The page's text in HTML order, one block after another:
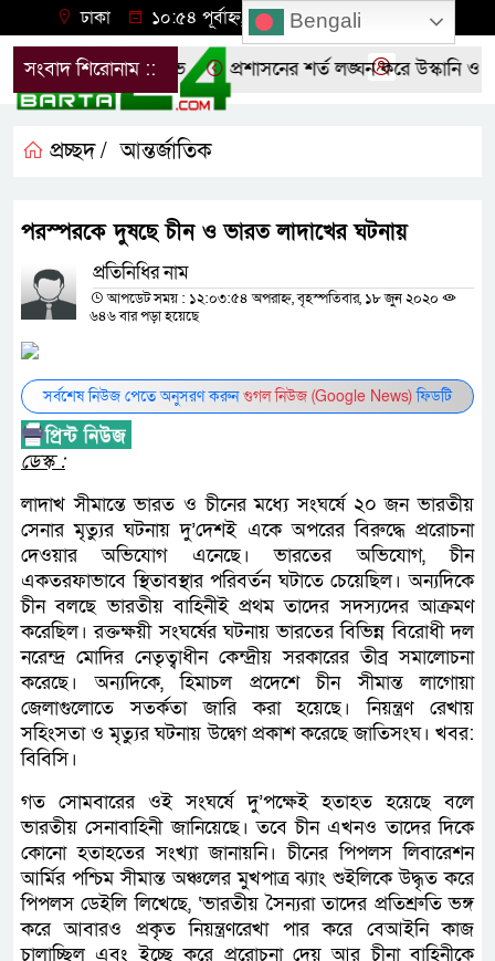
ঢাকা ১০:৫৪ পূর্বাহ্ন, বৃহস্পতিবার, ০৬ অগাস্ট ২০২৬
সংবাদ শিরোনাম ::
ছাত্রদলের বিক্ষোভ প্রশাসনের শর্ত লঙ্ঘন করে উস্কানি ও
প্রচ্ছদ / আন্তর্জাতিক
পরস্পরকে দুষছে চীন ও ভারত লাদাখের ঘটনায়
প্রতিনিধির নাম
আপডেট সময় : ১২:০৩:৫৪ অপরাহ্ন, বৃহস্পতিবার, ১৮ জুন ২০২০
৬৪৬ বার পড়া হয়েছে
সর্বশেষ নিউজ পেতে অনুসরণ করুনগুগল নিউজ (Google News)ফিডটি
ডেস্ক :
লাদাখ সীমান্তে ভারত ও চীনের মধ্যে সংঘর্ষে ২০ জন ভারতীয়
সেনার মৃত্যুর ঘটনায় দু’দেশই একে অপরের বিরুদ্ধে প্ররোচনা
দেওয়ার অভিযোগ এনেছে। ভারতের অভিযোগ, চীন
একতরফাভাবে স্থিতাবস্থার পরিবর্তন ঘটাতে চেয়েছিল। অন্যদিকে
চীন বলছে ভারতীয় বাহিনীই প্রথম তাদের সদস্যদের আক্রমণ
করেছিল। রক্তক্ষয়ী সংঘর্ষের ঘটনায় ভারতের বিভিন্ন বিরোধী দল
নরেন্দ্র মোদির নেতৃত্বাধীন কেন্দ্রীয় সরকারের তীব্র সমালোচনা
করেছে। অন্যদিকে, হিমাচল প্রদেশে চীন সীমান্ত লাগোয়া
জেলাগুলোতে সতর্কতা জারি করা হয়েছে। নিয়ন্ত্রণ রেখায়
সহিংসতা ও মৃত্যুর ঘটনায় উদ্বেগ প্রকাশ করেছে জাতিসংঘ। খবর:
বিবিসি।
গত সোমবারের ওই সংঘর্ষে দু’পক্ষেই হতাহত হয়েছে বলে
ভারতীয় সেনাবাহিনী জানিয়েছে। তবে চীন এখনও তাদের দিকে
কোনো হতাহতের সংখ্যা জানায়নি। চীনের পিপলস লিবারেশন
আর্মির পশ্চিম সীমান্ত অঞ্চলের মুখপাত্র ঝ্যাং শুইলিকে উদ্ধৃত করে
পিপলস ডেইলি লিখেছে, ‘ভারতীয় সৈন্যরা তাদের প্রতিশ্রুতি ভঙ্গ
করে আবারও প্রকৃত নিয়ন্ত্রণরেখা পার করে বেআইনি কাজ
চালাচ্ছিল এবং ইচ্ছে করে প্ররোচনা দেয় আর চীনা বাহিনীকে
Bengali